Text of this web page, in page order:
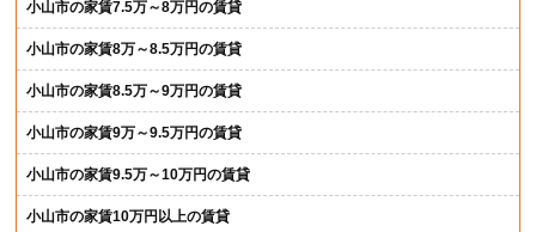
小山市の家賃7.5万～8万円の賃貸
小山市の家賃8万～8.5万円の賃貸
小山市の家賃8.5万～9万円の賃貸
小山市の家賃9万～9.5万円の賃貸
小山市の家賃9.5万～10万円の賃貸
小山市の家賃10万円以上の賃貸